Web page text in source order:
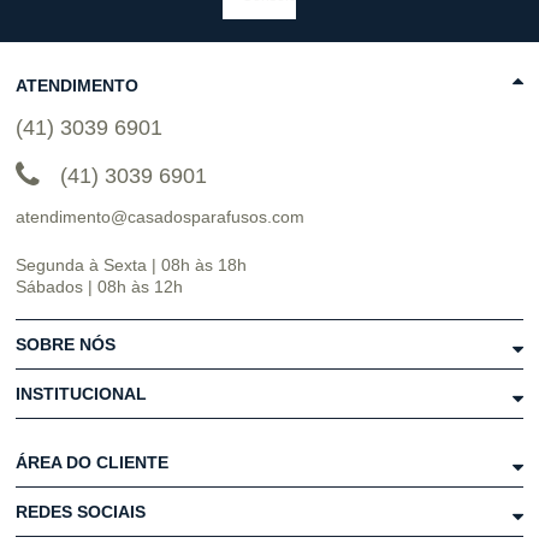
ATENDIMENTO
(41) 3039 6901
(41) 3039 6901
atendimento@casadosparafusos.com
Segunda à Sexta | 08h às 18h
Sábados | 08h às 12h
SOBRE NÓS
INSTITUCIONAL
ÁREA DO CLIENTE
REDES SOCIAIS